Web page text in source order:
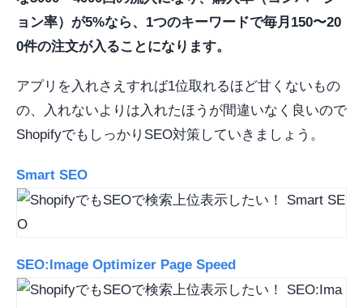
ョン率）が5%なら、1つのキーワードで毎月150〜20
0件の注文が入ることになります。
アプリを入れさえすれば1位取れるほど甘くないもの
の、入れないよりは入れたほうが間違いなく良いので
ShopifyでもしっかりSEO対策していきましょう。
Smart SEO
SEO:Image Optimizer Page Speed